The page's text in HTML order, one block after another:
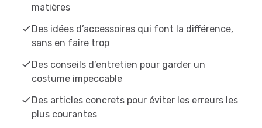
matières
Des idées d’accessoires qui font la différence,
sans en faire trop
Des conseils d’entretien pour garder un
costume impeccable
Des articles concrets pour éviter les erreurs les
plus courantes